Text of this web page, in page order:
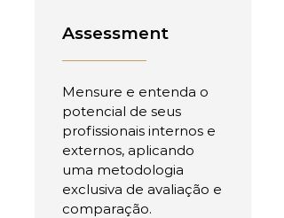
Assessment
Mensure e entenda o
potencial de seus
profissionais internos e
externos, aplicando
uma metodologia
exclusiva de avaliação e
comparação.